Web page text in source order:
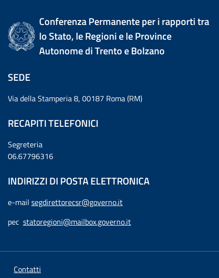
Conferenza Permanente per i rapporti tra
lo Stato, le Regioni e le Province
Autonome di Trento e Bolzano
SEDE
Via della Stamperia 8, 00187 Roma (RM)
RECAPITI TELEFONICI
Segreteria
06.67796316
INDIRIZZI DI POSTA ELETTRONICA
e-mail segdirettorecsr@governo.it
pec statoregioni@mailbox.governo.it
Contatti